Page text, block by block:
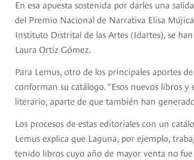
En esa apuesta sostenida por darles una
del Premio Nacional de Narrativa Elisa
Instituto Distrital de las Artes (Idartes), se
Laura Ortiz Gómez.
Para Lemus, otro de los principales aportes
conforman su catálogo. “Esos nuevos libros
literario, aparte de que también han
Los procesos de estas editoriales con un
Lemus explica que Laguna, por ejemplo,
tenido libros cuyo año de mayor venta no